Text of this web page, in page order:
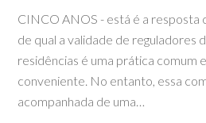
CINCO ANOS - está é a resposta
de qual a validade de reguladores
residências é uma prática comum
conveniente. No entanto, essa
acompanhada de uma…